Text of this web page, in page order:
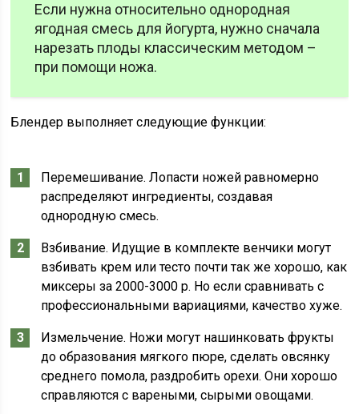
Если нужна относительно однородная
ягодная смесь для йогурта, нужно сначала
нарезать плоды классическим методом –
при помощи ножа.
Блендер выполняет следующие функции:
Перемешивание. Лопасти ножей равномерно
распределяют ингредиенты, создавая
однородную смесь.
Взбивание. Идущие в комплекте венчики могут
взбивать крем или тесто почти так же хорошо, как
миксеры за 2000-3000 р. Но если сравнивать с
профессиональными вариациями, качество хуже.
Измельчение. Ножи могут нашинковать фрукты
до образования мягкого пюре, сделать овсянку
среднего помола, раздробить орехи. Они хорошо
справляются с вареными, сырыми овощами.